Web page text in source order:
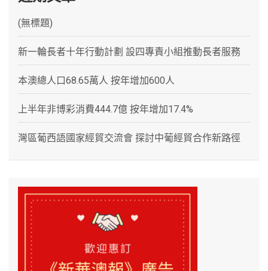
(無標題)
新一輪長者十年行動計劃 設四專責小組推動長者服務
本澳總人口68.65萬人 按年增加600人
上半年非博彩消費444.7億 按年增加17.4%
灣區葡西語國家經貿交流會 探討中葡經貿合作新路徑